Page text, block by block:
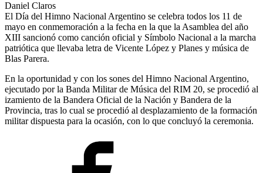
Daniel Claros
El Día del Himno Nacional Argentino se celebra todos los 11 de
mayo en conmemoración a la fecha en la que la Asamblea del año
XIII sancionó como canción oficial y Símbolo Nacional a la marcha
patriótica que llevaba letra de Vicente López y Planes y música de
Blas Parera.
En la oportunidad y con los sones del Himno Nacional Argentino,
ejecutado por la Banda Militar de Música del RIM 20, se procedió al
izamiento de la Bandera Oficial de la Nación y Bandera de la
Provincia, tras lo cual se procedió al desplazamiento de la formación
militar dispuesta para la ocasión, con lo que concluyó la ceremonia.